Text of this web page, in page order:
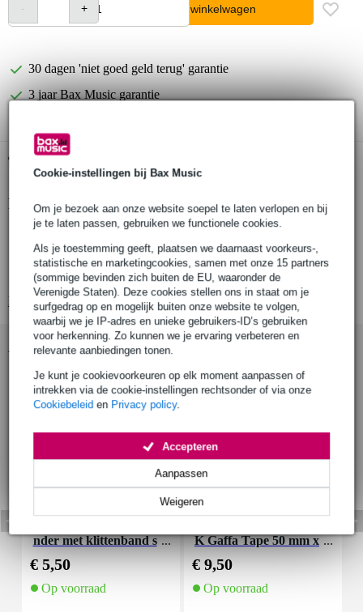
Cookie-instellingen bij Bax Music
Om je bezoek aan onze website soepel te laten verlopen en bij
je te laten passen, gebruiken we functionele cookies.
Als je toestemming geeft, plaatsen we daarnaast voorkeurs-,
statistische en marketingcookies, samen met onze 15 partners
(sommige bevinden zich buiten de EU, waaronder de
Verenigde Staten). Deze cookies stellen ons in staat om je
surfgedrag op en mogelijk buiten onze website te volgen,
waarbij we je IP-adres en unieke gebruikers-ID’s gebruiken
voor herkenning. Zo kunnen we je ervaring verbeteren en
relevante aanbiedingen tonen.
Je kunt je cookievoorkeuren op elk moment aanpassen of
intrekken via de cookie-instellingen rechtsonder of via onze
Cookiebeleid en Privacy policy.
Weigeren
Aanpassen
Accepteren
In winkelwagen
30 dagen 'niet goed geld terug' garantie
3 jaar Bax Music garantie
Gratis ophalen in de winkel
Productinformatie
Modelnaam: T77300
Lengte: 1 m
Materiaal: mild staal
Bekijk alle productspecificaties
Accessoires (9)
nder met klittenband s
€ 5,50
Op voorraad
K Gaffa Tape 50 mm x
€ 9,50
Op voorraad